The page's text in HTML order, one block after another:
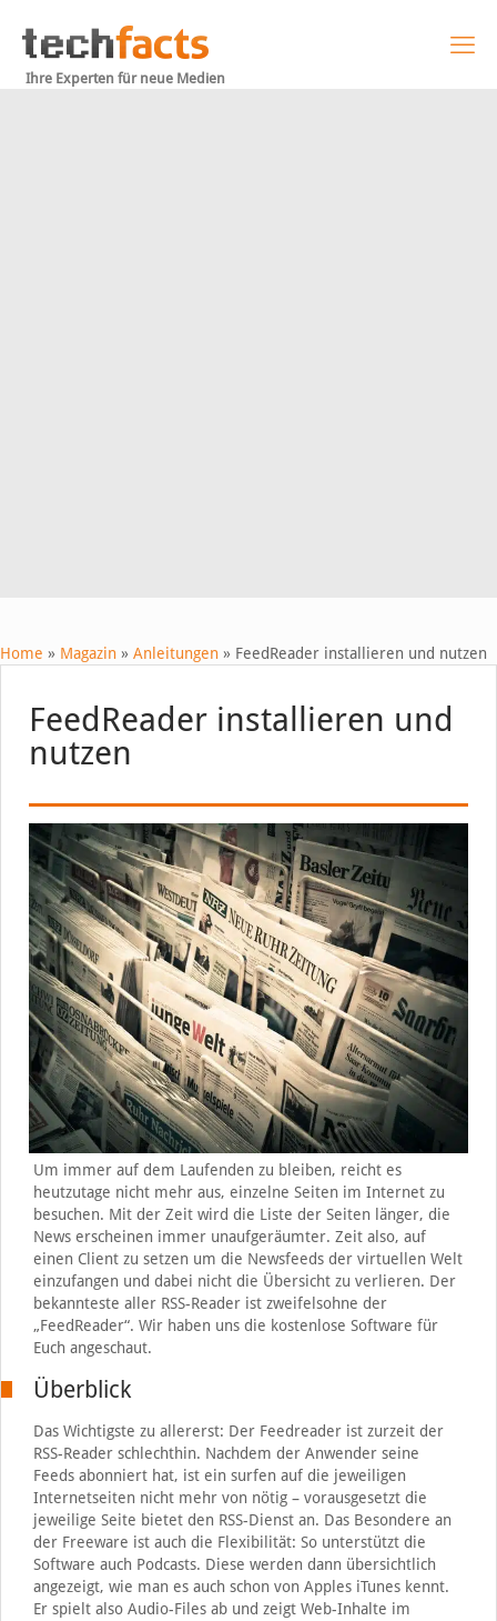
Ihre Experten für neue Medien
Home » Magazin » Anleitungen » FeedReader installieren und nutzen
FeedReader installieren und
nutzen
Um immer auf dem Laufenden zu bleiben, reicht es
heutzutage nicht mehr aus, einzelne Seiten im Internet zu
besuchen. Mit der Zeit wird die Liste der Seiten länger, die
News erscheinen immer unaufgeräumter. Zeit also, auf
einen Client zu setzen um die Newsfeeds der virtuellen Welt
einzufangen und dabei nicht die Übersicht zu verlieren. Der
bekannteste aller RSS-Reader ist zweifelsohne der
„FeedReader“. Wir haben uns die kostenlose Software für
Euch angeschaut.
Überblick
Das Wichtigste zu allererst: Der Feedreader ist zurzeit der
RSS-Reader schlechthin. Nachdem der Anwender seine
Feeds abonniert hat, ist ein surfen auf die jeweiligen
Internetseiten nicht mehr von nötig – vorausgesetzt die
jeweilige Seite bietet den RSS-Dienst an. Das Besondere an
der Freeware ist auch die Flexibilität: So unterstützt die
Software auch Podcasts. Diese werden dann übersichtlich
angezeigt, wie man es auch schon von Apples iTunes kennt.
Er spielt also Audio-Files ab und zeigt Web-Inhalte im